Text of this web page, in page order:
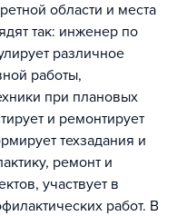
области и места
так: инженер по
различное
работы,
при плановых
и ремонтирует
техзадания и
ремонт и
участвует в
работ. В